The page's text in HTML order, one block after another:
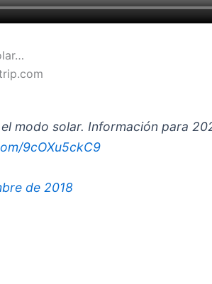
modo solar. Información para
9cOXu5ckC9
de 2018